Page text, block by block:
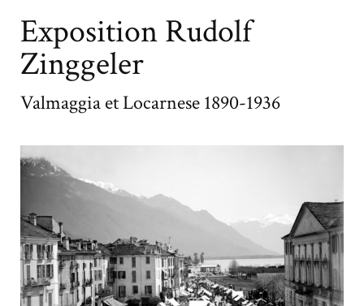
Exposition Rudolf
Zinggeler
Valmaggia et Locarnese 1890-1936